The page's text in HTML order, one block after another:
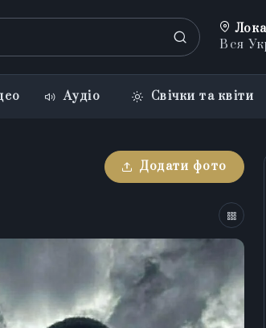
Вся
Аудіо Свічки та квіти
Додати фото